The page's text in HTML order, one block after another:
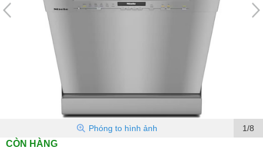
1/8
Phóng to hình ảnh
CÒN HÀNG